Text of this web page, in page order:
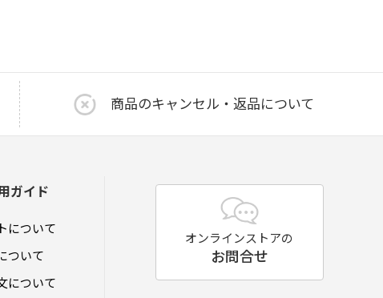
商品のキャンセル・返品について
ガイド
について
ついて
について
オンラインストアの
お問合せ